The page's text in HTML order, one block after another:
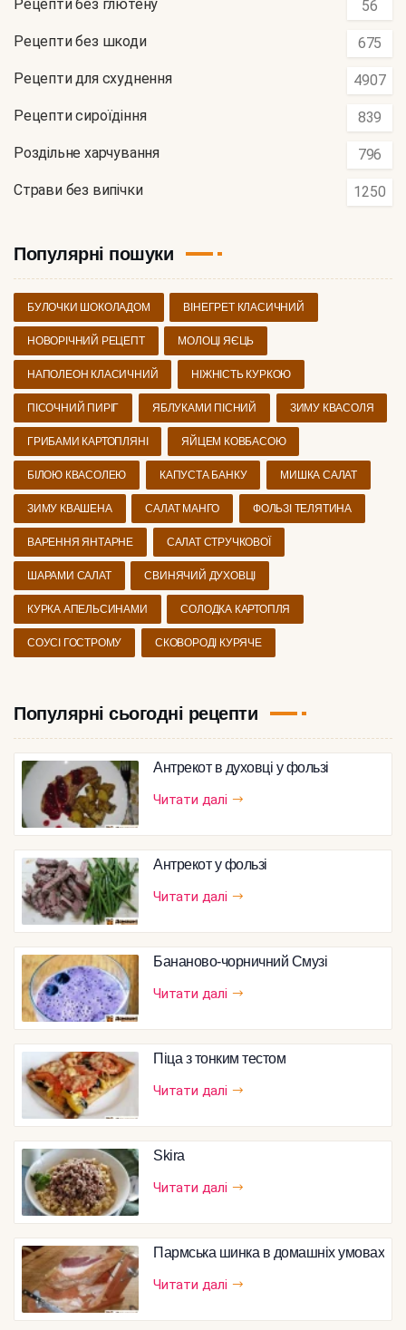
Рецепти без глютену 56
Рецепти без шкоди 675
Рецепти для схуднення 4907
Рецепти сироїдіння 839
Роздільне харчування 796
Страви без випічки 1250
Популярні пошуки
БУЛОЧКИ ШОКОЛАДОМ ВІНЕГРЕТ КЛАСИЧНИЙ
НОВОРІЧНИЙ РЕЦЕПТ МОЛОЦІ ЯЄЦЬ
НАПОЛЕОН КЛАСИЧНИЙ НІЖНІСТЬ КУРКОЮ
ПІСОЧНИЙ ПИРІГ ЯБЛУКАМИ ПІСНИЙ ЗИМУ КВАСОЛЯ
ГРИБАМИ КАРТОПЛЯНІ ЯЙЦЕМ КОВБАСОЮ
БІЛОЮ КВАСОЛЕЮ КАПУСТА БАНКУ МИШКА САЛАТ
ЗИМУ КВАШЕНА САЛАТ МАНГО ФОЛЬЗІ ТЕЛЯТИНА
ВАРЕННЯ ЯНТАРНЕ САЛАТ СТРУЧКОВОЇ
ШАРАМИ САЛАТ СВИНЯЧИЙ ДУХОВЦІ
КУРКА АПЕЛЬСИНАМИ СОЛОДКА КАРТОПЛЯ
СОУСІ ГОСТРОМУ СКОВОРОДІ КУРЯЧЕ
Популярні сьогодні рецепти
Антрекот в духовці у фользі
Читати далі
Антрекот у фользі
Читати далі
Бананово-чорничний Смузі
Читати далі
Піца з тонким тестом
Читати далі
Skira
Читати далі
Пармська шинка в домашніх умовах
Читати далі